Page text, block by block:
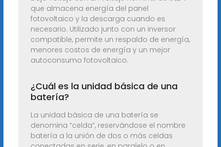
que almacena energía del panel
fotovoltaico y la descarga cuando es
necesario. Utilizado junto con un inversor
compatible, permite un respaldo de energía,
menores costos de energía y un mejor
autoconsumo fotovoltaico.
¿Cuál es la unidad básica de una
batería?
La unidad básica de una batería se
denomina “celda”, reservándose el nombre
batería a la unión de dos o más celdas